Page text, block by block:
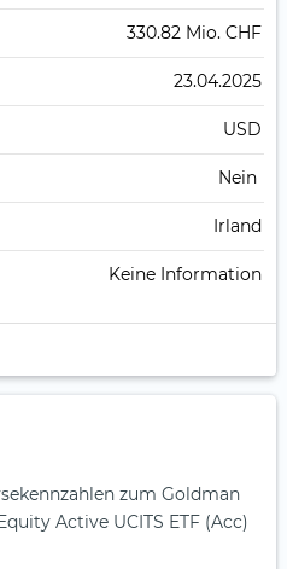
330.82 Mio. CHF
23.04.2025
USD
Nein
Irland
Keine Information
zum Goldman
Active UCITS ETF (Acc)